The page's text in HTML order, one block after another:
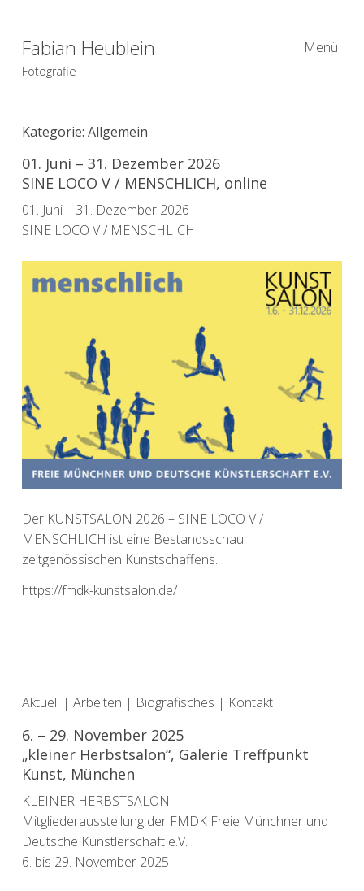
Fabian Heublein
Fotografie
Menü
Kategorie: Allgemein
01. Juni – 31. Dezember 2026
SINE LOCO V / MENSCHLICH, online
01. Juni – 31. Dezember 2026
SINE LOCO V / MENSCHLICH
Der KUNSTSALON 2026 – SINE LOCO V /
MENSCHLICH ist eine Bestandsschau
zeitgenössischen Kunstschaffens.
https://fmdk-kunstsalon.de/
Aktuell | Arbeiten | Biografisches | Kontakt
6. – 29. November 2025
„kleiner Herbstsalon“, Galerie Treffpunkt
Kunst, München
KLEINER HERBSTSALON
Mitgliederausstellung der FMDK Freie Münchner und
Deutsche Künstlerschaft e.V.
6. bis 29. November 2025